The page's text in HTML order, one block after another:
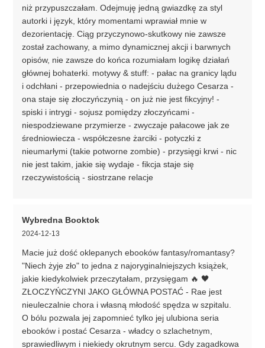
niż przypuszczałam. Odejmuję jedną gwiazdkę za styl
autorki i język, który momentami wprawiał mnie w
dezorientację. Ciąg przyczynowo-skutkowy nie zawsze
został zachowany, a mimo dynamicznej akcji i barwnych
opisów, nie zawsze do końca rozumiałam logikę działań
głównej bohaterki. motywy & stuff: - pałac na granicy lądu
i odchłani - przepowiednia o nadejściu dużego Cesarza -
ona staje się złoczyńczynią - on już nie jest fikcyjny! -
spiski i intrygi - sojusz pomiędzy złoczyńcami -
niespodziewane przymierze - zwyczaje pałacowe jak ze
średniowiecza - współczesne żarciki - potyczki z
nieumarłymi (takie potworne zombie) - przysięgi krwi - nic
nie jest takim, jakie się wydaje - fikcja staje się
rzeczywistością - siostrzane relacje
Wybredna Booktok
2024-12-13
Macie już dość oklepanych ebooków fantasy/romantasy?
"Niech żyje zło" to jedna z najoryginalniejszych książek,
jakie kiedykolwiek przeczytałam, przysięgam 🔥 🖤
ZŁOCZYŃCZYNI JAKO GŁÓWNA POSTAĆ - Rae jest
nieuleczalnie chora i własną młodość spędza w szpitalu.
O bólu pozwala jej zapomnieć tylko jej ulubiona seria
ebooków i postać Cesarza - władcy o szlachetnym,
sprawiedliwym i niekiedy okrutnym sercu. Gdy zagadkowa